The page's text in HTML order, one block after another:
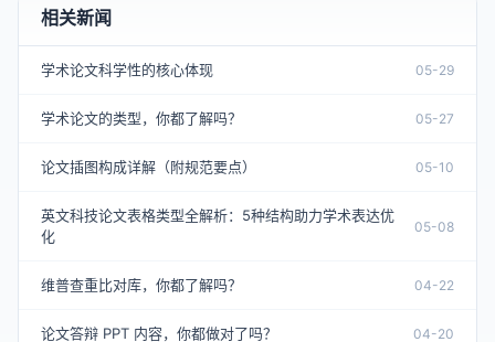
相关新闻
学术论文科学性的核心体现 05-29
学术论文的类型，你都了解吗？ 05-27
论文插图构成详解（附规范要点） 05-10
英文科技论文表格类型全解析：5种结构助力学术表达优
化
05-08
维普查重比对库，你都了解吗？ 04-22
论文答辩 PPT 内容，你都做对了吗？ 04-20